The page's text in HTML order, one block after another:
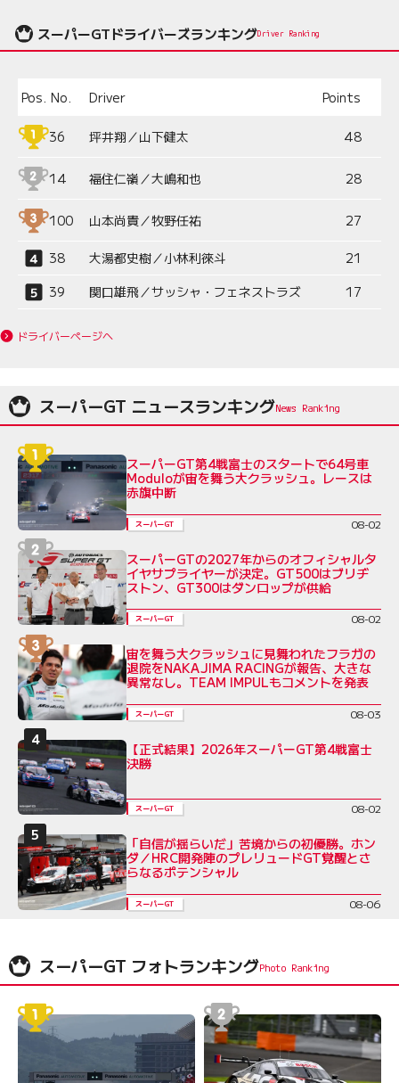
スーパーGTドライバーズランキングDriver Ranking
Pos. No. Driver Points
36 坪井翔／山下健太 48
14 福住仁嶺／大嶋和也 28
100 山本尚貴／牧野任祐 27
38 大湯都史樹／小林利徠斗
21
39
関口雄飛／サッシャ・フェネストラズ 17
ドライバーページへ
スーパーGT ニュースランキング
スーパーGT第4戦富士のスタートで64号車
Moduloが宙を舞う大クラッシュ。レースは
赤旗中断
スーパーGT 08-02
スーパーGTの2027年からのオフィシャルタ
イヤサプライヤーが決定。GT500はブリヂ
ストン、GT300はダンロップが供給
スーパーGT 08-02
宙を舞う大クラッシュに見舞われたフラガの
退院をNAKAJIMA RACINGが報告、大きな
異常なし。TEAM IMPULもコメントを発表
スーパーGT 08-03
【正式結果】2026年スーパーGT第4戦富士
決勝
スーパーGT 08-02
「自信が揺らいだ」苦境からの初優勝。ホン
ダ／HRC開発陣のプレリュードGT覚醒とさ
らなるポテンシャル
スーパーGT 08-06
スーパーGT フォトランキング